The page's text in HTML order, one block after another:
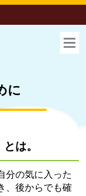
に
とは。
分の気に入った
、後からでも確